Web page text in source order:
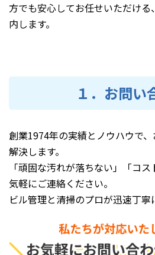
方でも安心してお任せいただけ
内します。
１．お問い
創業1974年の実績とノウハウで
解決します。
「頑固な汚れが落ちない」「コ
気軽にご連絡ください。
ビル管理と清掃のプロが迅速丁寧